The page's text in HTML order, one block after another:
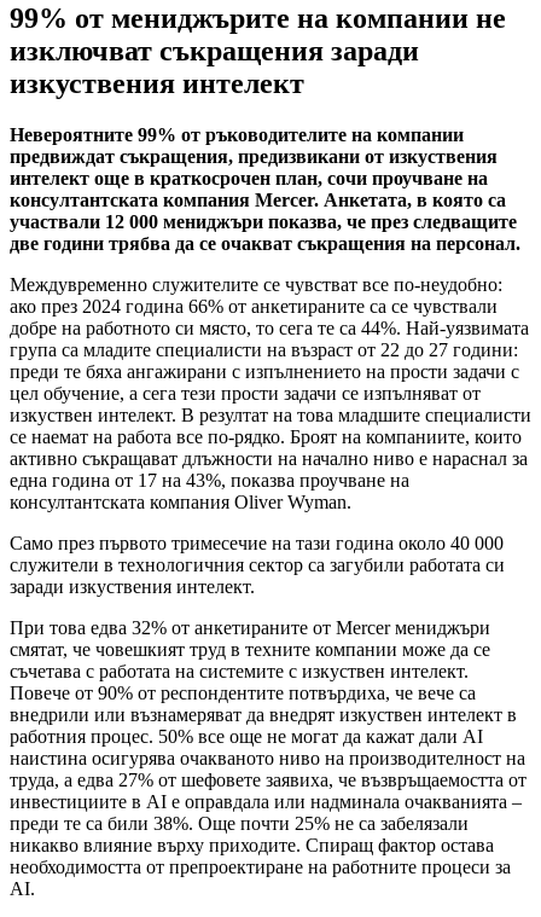
99% от мениджърите на компании не
изключват съкращения заради
изкуствения интелект
Невероятните 99% от ръководителите на компании
предвиждат съкращения, предизвикани от изкуствения
интелект още в краткосрочен план, сочи проучване на
консултантската компания Mercer. Анкетата, в която са
участвали 12 000 мениджъри показва, че през следващите
две години трябва да се очакват съкращения на персонал.
Междувременно служителите се чувстват все по-неудобно:
ако през 2024 година 66% от анкетираните са се чувствали
добре на работното си място, то сега те са 44%. Най-уязвимата
група са младите специалисти на възраст от 22 до 27 години:
преди те бяха ангажирани с изпълнението на прости задачи с
цел обучение, а сега тези прости задачи се изпълняват от
изкуствен интелект. В резултат на това младшите специалисти
се наемат на работа все по-рядко. Броят на компаниите, които
активно съкращават длъжности на начално ниво е нараснал за
една година от 17 на 43%, показва проучване на
консултантската компания Oliver Wyman.
Само през първото тримесечие на тази година около 40 000
служители в технологичния сектор са загубили работата си
заради изкуствения интелект.
При това едва 32% от анкетираните от Mercer мениджъри
смятат, че човешкият труд в техните компании може да се
съчетава с работата на системите с изкуствен интелект.
Повече от 90% от респондентите потвърдиха, че вече са
внедрили или възнамеряват да внедрят изкуствен интелект в
работния процес. 50% все още не могат да кажат дали AI
наистина осигурява очакваното ниво на производителност на
труда, a eдва 27% от шефовете заявиха, че възвръщаемостта от
инвестициите в AI е оправдала или надминала очакванията –
преди те са били 38%. Още почти 25% не са забелязали
никакво влияние върху приходите. Спиращ фактор остава
необходимостта от препроектиране на работните процеси за
AI.